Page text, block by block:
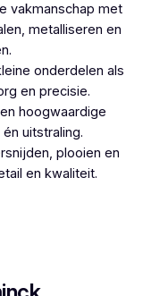
vakmanschap met
metalliseren en
onderdelen als
en precisie.
hoogwaardige
uitstraling.
plooien en
en kwaliteit.